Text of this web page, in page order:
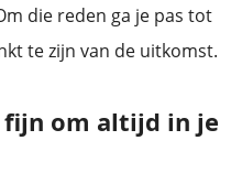
die reden ga je pas tot
te zijn van de uitkomst.
om altijd in je